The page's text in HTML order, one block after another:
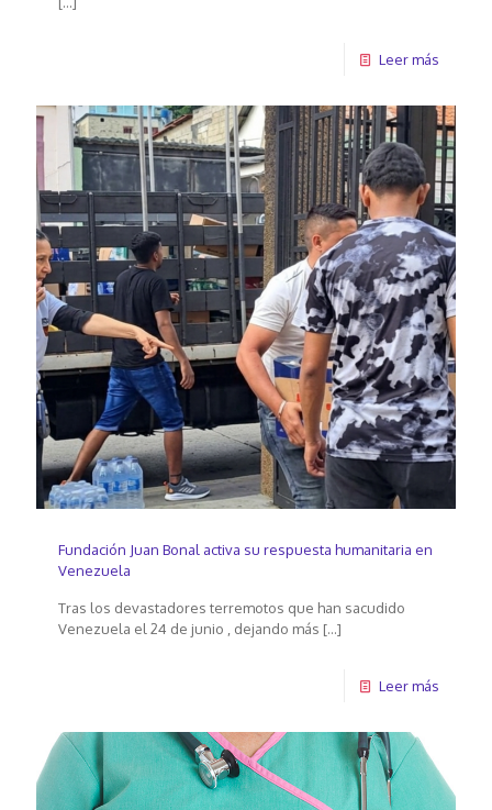
Leer más
Fundación Juan Bonal activa su respuesta humanitaria en
Venezuela
Tras los devastadores terremotos que han sacudido
Venezuela el 24 de junio , dejando más […]
Leer más